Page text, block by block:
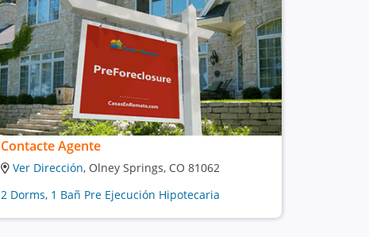
Contacte Agente
Ver Dirección, Olney Springs, CO 81062
2 Dorms, 1 Bañ Pre Ejecución Hipotecaria